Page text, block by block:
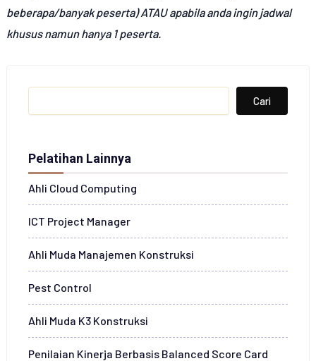
beberapa/banyak peserta) ATAU apabila anda ingin jadwal
khusus namun hanya 1 peserta.
Search
Cari
Pelatihan Lainnya
Ahli Cloud Computing
ICT Project Manager
Ahli Muda Manajemen Konstruksi
Pest Control
Ahli Muda K3 Konstruksi
Penilaian Kinerja Berbasis Balanced Score Card